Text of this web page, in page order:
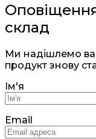
склад
Ми надішлемо
продукт знову
Ім'я
Email